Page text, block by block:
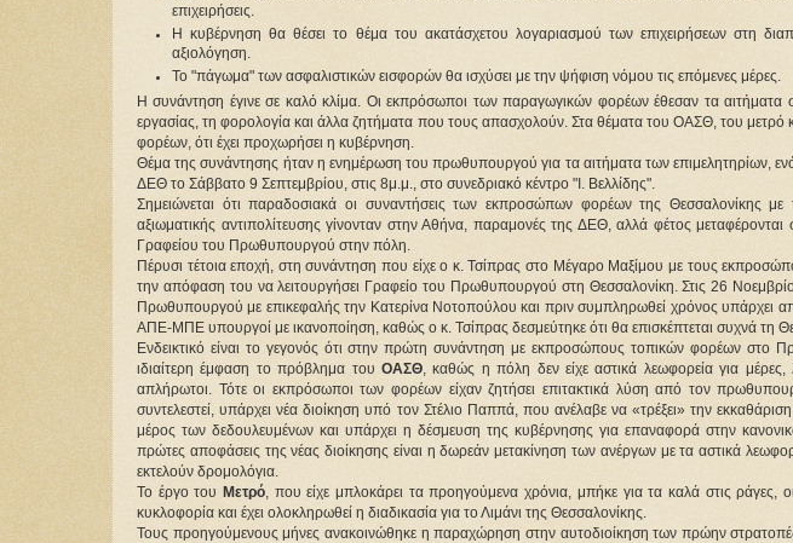
επιχειρήσεις.
Η κυβέρνηση θα θέσει το θέμα του ακατάσχετου λογαριασμού των επιχειρήσεων στη
αξιολόγηση.
Το "πάγωμα" των ασφαλιστικών εισφορών θα ισχύσει με την ψήφιση νόμου τις επόμενες μέρες.
Η συνάντηση έγινε σε καλό κλίμα. Οι εκπρόσωποι των παραγωγικών φορέων έθεσαν τα αιτήματα
εργασίας, τη φορολογία και άλλα ζητήματα που τους απασχολούν. Στα θέματα του ΟΑΣΘ, του μετρό
φορέων, ότι έχει προχωρήσει η κυβέρνηση.
Θέμα της συνάντησης ήταν η ενημέρωση του πρωθυπουργού για τα αιτήματα των επιμελητηρίων,
ΔΕΘ το Σάββατο 9 Σεπτεμβρίου, στις 8μ.μ., στο συνεδριακό κέντρο "Ι. Βελλίδης".
Σημειώνεται ότι παραδοσιακά οι συναντήσεις των εκπροσώπων φορέων της Θεσσαλονίκης
αξιωματικής αντιπολίτευσης γίνονταν στην Αθήνα, παραμονές της ΔΕΘ, αλλά φέτος μεταφέρονται
Γραφείου του Πρωθυπουργού στην πόλη.
Πέρυσι τέτοια εποχή, στη συνάντηση που είχε ο κ. Τσίπρας στο Μέγαρο Μαξίμου με τους
την απόφαση του να λειτουργήσει Γραφείο του Πρωθυπουργού στη Θεσσαλονίκη. Στις 26
Πρωθυπουργού με επικεφαλής την Κατερίνα Νοτοπούλου και πριν συμπληρωθεί χρόνος υπάρχει
ΑΠΕ-ΜΠΕ υπουργοί με ικανοποίηση, καθώς ο κ. Τσίπρας δεσμεύτηκε ότι θα επισκέπτεται συχνά τη
Ενδεικτικό είναι το γεγονός ότι στην πρώτη συνάντηση με εκπροσώπους τοπικών φορέων στο
ιδιαίτερη έμφαση το πρόβλημα του ΟΑΣΘ , καθώς η πόλη δεν είχε αστικά λεωφορεία για
απλήρωτοι. Τότε οι εκπρόσωποι των φορέων είχαν ζητήσει επιτακτικά λύση από τον
συντελεστεί, υπάρχει νέα διοίκηση υπό τον Στέλιο Παππά, που ανέλαβε να «τρέξει» την
μέρος των δεδουλευμένων και υπάρχει η δέσμευση της κυβέρνησης για επαναφορά στην
πρώτες αποφάσεις της νέας διοίκησης είναι η δωρεάν μετακίνηση των ανέργων με τα αστικά
εκτελούν δρομολόγια.
Το έργο του
Μετρό , που είχε μπλοκάρει τα προηγούμενα χρόνια, μπήκε για τα καλά στις
κυκλοφορία και έχει ολοκληρωθεί η διαδικασία για το Λιμάνι της Θεσσαλονίκης.
Τους προηγούμενους μήνες ανακοινώθηκε η παραχώρηση στην αυτοδιοίκηση των πρώην